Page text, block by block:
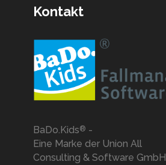
Kontakt
BaDo.Kids® -
Eine Marke der Union All
Consulting & Software GmbH